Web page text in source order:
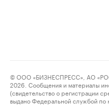
© ООО «БИЗНЕСПРЕСС», АО
2026. Сообщения и материалы
(свидетельство о регистрации
выдано Федеральной службой по